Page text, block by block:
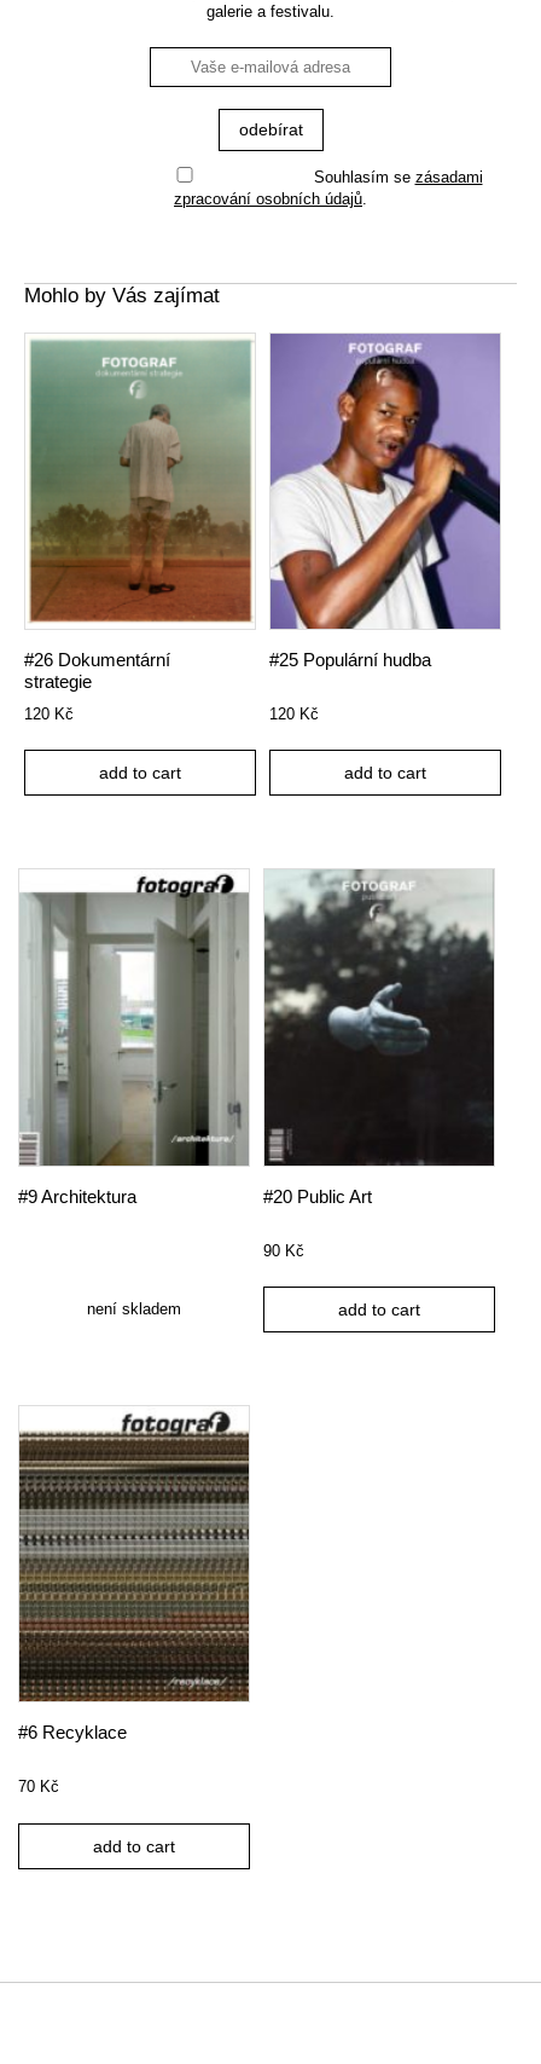
galerie a festivalu.
Souhlasím se zásadami
zpracování osobních údajů
Mohlo by Vás zajímat
#26 Dokumentární
strategie
120 Kč
add to cart
#25 Populární hudba
120 Kč
add to cart
#9 Architektura
není skladem
#20 Public Art
90 Kč
add to cart
#6 Recyklace
70 Kč
add to cart